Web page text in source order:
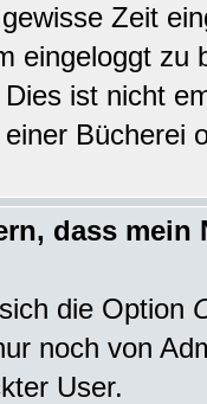
Zeit
eingeloggt zu
ist nicht
Bücherei
dass
die Option
noch von
User.